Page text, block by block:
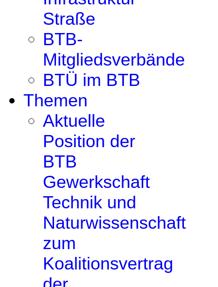
Straße
BTB-
Mitgliedsverbände
BTÜ im BTB
Themen
Aktuelle
Position der
BTB
Gewerkschaft
Technik und
Naturwissenschaft
zum
Koalitionsvertrag